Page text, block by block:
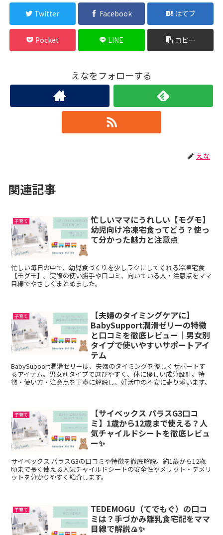
Twitter Facebook はてブ
Pocket LINE コピー
えなをフォローする
えな
関連記事
子育て
忙しいママにうれしい【モグモ】
幼児向け冷凍宅食ってどう？使っ
て分かった魅力と注意点
忙しい毎日の中で、幼児食づくりを少しラクにしてくれる冷凍宅食
【モグモ】。実際の使い勝手や口コミ、向いている人・注意点をママ
目線でやさしくまとめました。
子育て
【夫婦のタイミングケアに】
BabySupport潤滑ゼリーの特徴
と口コミを徹底レビュー｜男女別
タイプで使いやすいサポートアイ
テム
BabySupport潤滑ゼリーは、夫婦のタイミングを優しくサポートす
るアイテム。男女別タイプで選びやすく、体に優しい成分設計。特
徴・使い方・注意点を丁寧に解説し、妊活中の不安に寄り添います。
子育て
【サイベックス パラスG3口コ
ミ】1歳から12歳まで使える？人
気チャイルドシートを徹底レビュ
ー✨
サイベックス パラスG3の口コミや特徴を徹底解説。約1歳から12歳
頃まで長く使える人気チャイルドシートの安全性やメリット・デメリ
ットを分かりやすく紹介します。
子育て
TEDEMOGU（てでもぐ）の口コ
ミは？手づかみ離乳食宅配をママ
目線で解説🍙✨